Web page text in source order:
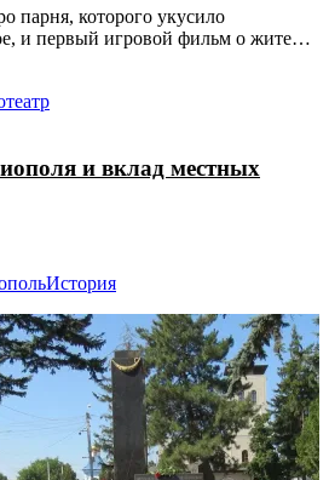
парня, которого укусило
и первый игровой фильм о жителях
и вклад местных
История